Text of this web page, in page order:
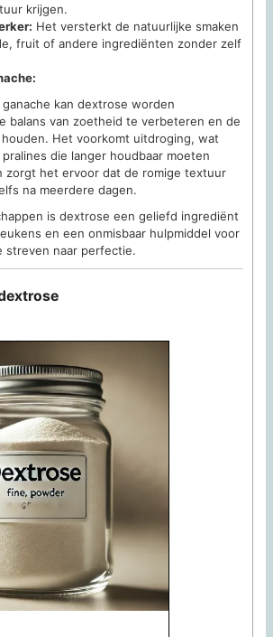
krijgen.
Het versterkt de natuurlijke smaken
fruit of andere ingrediënten zonder zelf
kan dextrose worden
balans van zoetheid te verbeteren en de
Het voorkomt uitdroging, wat
die langer houdbaar moeten
zorgt het ervoor dat de romige textuur
na meerdere dagen.
is dextrose een geliefd ingrediënt
en een onmisbaar hulpmiddel voor
streven naar perfectie.